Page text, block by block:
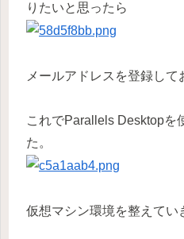
りたいと思ったら
メールアドレスを登録して
これでParallels Desktopを
た。
仮想マシン環境を整えてい